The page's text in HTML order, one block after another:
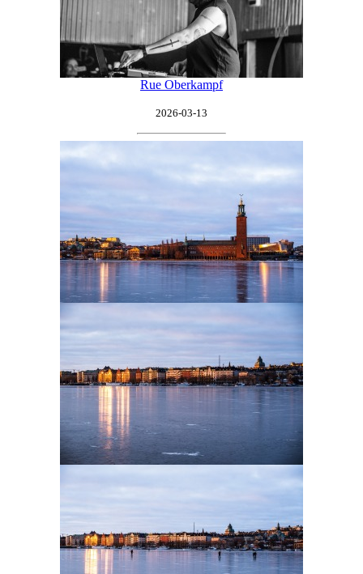
Rue Oberkampf
2026-03-13